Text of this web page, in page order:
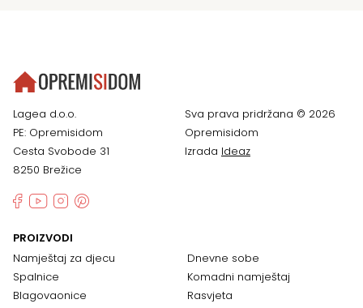
Lagea d.o.o.
PE: Opremisidom
Cesta Svobode 31
8250 Brežice
Sva prava pridržana © 2026
Opremisidom
Izrada Ideaz
PROIZVODI
Namještaj za djecu
Spalnice
Blagovaonice
Dnevne sobe
Komadni namještaj
Rasvjeta